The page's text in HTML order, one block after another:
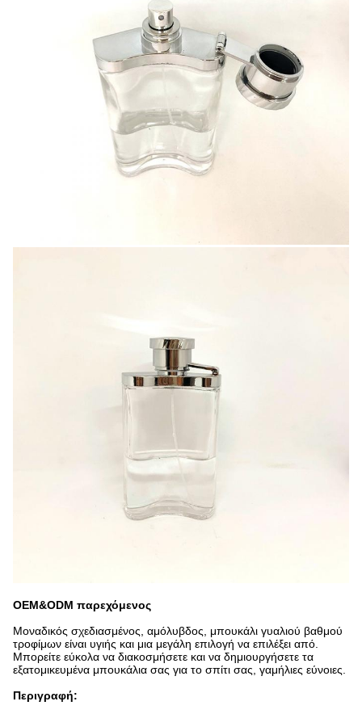
OEM&ODM παρεχόμενος
Μοναδικός σχεδιασμένος, αμόλυβδος, μπουκάλι γυαλιού βαθμού
τροφίμων είναι υγιής και μια μεγάλη επιλογή να επιλέξει από.
Μπορείτε εύκολα να διακοσμήσετε και να δημιουργήσετε τα
εξατομικευμένα μπουκάλια σας για το σπίτι σας, γαμήλιες εύνοιες.
Περιγραφή: